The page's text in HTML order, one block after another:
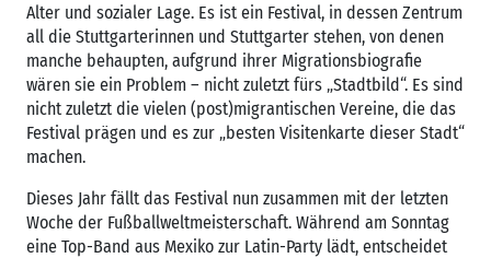
Alter und sozialer Lage. Es ist ein Festival, in dessen Zentrum
all die Stuttgarterinnen und Stuttgarter stehen, von denen
manche behaupten, aufgrund ihrer Migrationsbiografie
wären sie ein Problem – nicht zuletzt fürs „Stadtbild“. Es sind
nicht zuletzt die vielen (post)migrantischen Vereine, die das
Festival prägen und es zur „besten Visitenkarte dieser Stadt“
machen.
Dieses Jahr fällt das Festival nun zusammen mit der letzten
Woche der Fußballweltmeisterschaft. Während am Sonntag
eine Top-Band aus Mexiko zur Latin-Party lädt, entscheidet